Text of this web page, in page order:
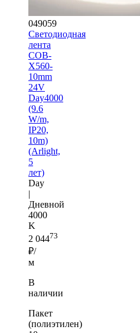
049059
Светодиодная
лента
COB-
X560-
10mm
24V
Day4000
(9.6
W/m,
IP20,
10m)
(Arlight,
5
лет)
Day
|
Дневной
4000
K
2 04473
₽/
м
В
наличии
Пакет
(полиэтилен)